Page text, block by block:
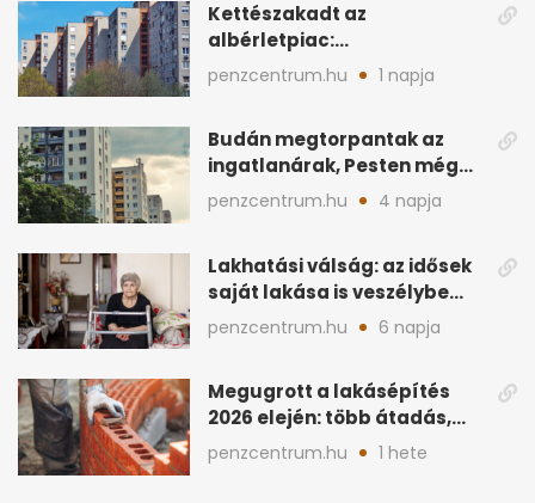
Kettészakadt az
albérletpiac:
egyetemvárosokban
elfogytak a kiadó lakások
penzcentrum.hu 1 napja
Budán megtorpantak az
ingatlanárak, Pesten még
mindig gyors a drágulás
penzcentrum.hu 4 napja
Lakhatási válság: az idősek
saját lakása is veszélybe
kerülhet
penzcentrum.hu 6 napja
Megugrott a lakásépítés
2026 elején: több átadás,
sok új engedély
penzcentrum.hu 1 hete